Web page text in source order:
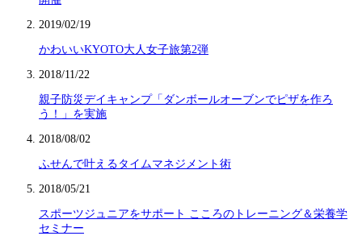
2019/02/19
かわいいKYOTO大人女子旅第2弾
2018/11/22
親子防災デイキャンプ「ダンボールオーブンでピザを作ろ
う！」を実施
2018/08/02
ふせんで叶えるタイムマネジメント術
2018/05/21
スポーツジュニアをサポート こころのトレーニング＆栄養学
セミナー